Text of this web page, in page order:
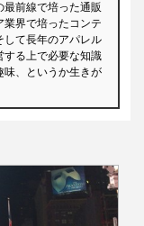
前線で培った通販
界で培ったコンテ
して長年のアパレル
する上で必要な知識
味、というか生きが